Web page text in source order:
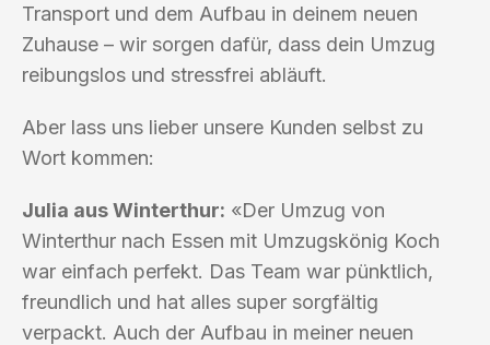
Transport und dem Aufbau in deinem neuen
Zuhause – wir sorgen dafür, dass dein Umzug
reibungslos und stressfrei abläuft.
Aber lass uns lieber unsere Kunden selbst zu
Wort kommen:
Julia aus Winterthur: «Der Umzug von
Winterthur nach Essen mit Umzugskönig Koch
war einfach perfekt. Das Team war pünktlich,
freundlich und hat alles super sorgfältig
verpackt. Auch der Aufbau in meiner neuen